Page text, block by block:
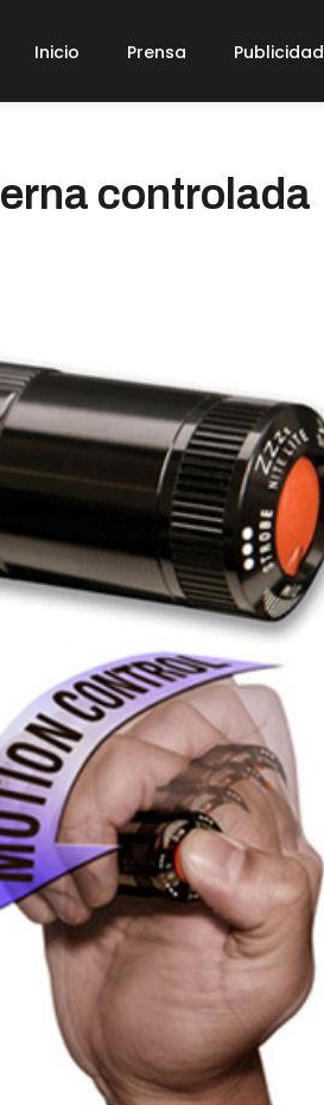
Inicio Prensa Publicidad
controlada